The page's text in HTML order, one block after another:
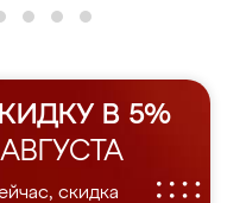
В 5%
скидка